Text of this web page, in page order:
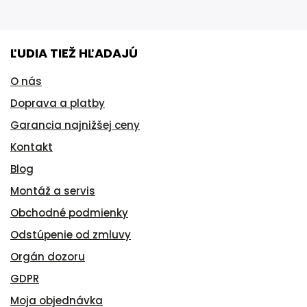
ĽUDIA TIEŽ HĽADAJÚ
O nás
Doprava a platby
Garancia najnižšej ceny
Kontakt
Blog
Montáž a servis
Obchodné podmienky
Odstúpenie od zmluvy
Orgán dozoru
GDPR
Moja objednávka